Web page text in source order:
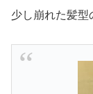
少し崩れた髪型